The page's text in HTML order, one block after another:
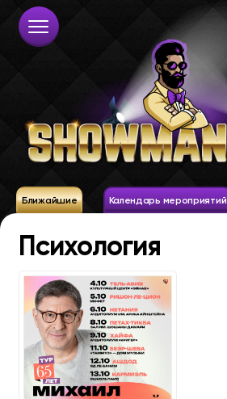
Ближайшие Календарь мероприятий
Психология